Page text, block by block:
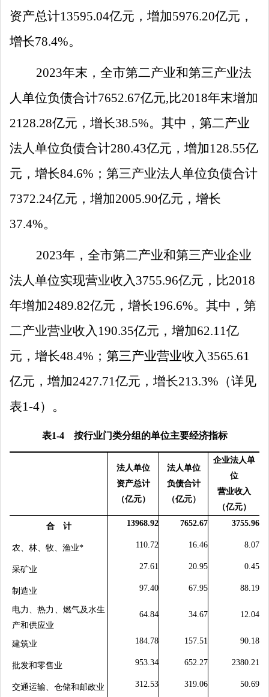
资产总计13595.04亿元，增加5976.20亿元，
增长78.4%。
2023年末，全市第二产业和第三产业法
人单位负债合计7652.67亿元,比2018年末增加
2128.28亿元，增长38.5%。其中，第二产业
法人单位负债合计280.43亿元，增加128.55亿
元，增长84.6% ；第三产业法人单位负债合计
7372.24亿元，增加2005.90亿元，增长
37.4%。
2023年，全市第二产业和第三产业企业
法人单位实现营业收入3755.96亿元，比2018
年增加2489.82亿元，增长196.6%。其中，第
二产业营业收入 190.35亿元，增加62.11亿
元，增长48.4% ；第三产业营业收入3565.61
亿元，增加2427.71亿元，增长213.3% （详见
表1-4）。
表1-4按行业门类分组的单位主要经济指标
法人单位
资产总计
（亿元）
法人单位
负债合计
（亿元）
企业法人单
位
营业收入
（亿元）
合 计 13968.92 7652.67 3755.96
农、林、牧、渔业* 110.72 16.46 8.07
采矿业 27.61 20.95 0.45
制造业 97.40 67.95 88.19
电力、热力、燃气及水生
产和供应业
64.84 34.67 12.04
建筑业 184.78 157.51 90.18
批发和零售业 953.34 652.27 2380.21
交通运输、仓储和邮政业 312.53 319.06 50.69